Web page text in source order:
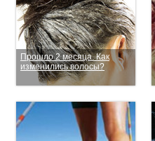
Прошло 2 месяца. Как
изменились волосы?